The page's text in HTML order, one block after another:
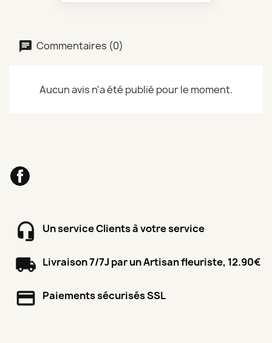
Commentaires (0)
Aucun avis n'a été publié pour le moment.
Facebook
Un service Clients à votre service
Livraison 7/7J par un Artisan fleuriste, 12.90€
Paiements sécurisés SSL